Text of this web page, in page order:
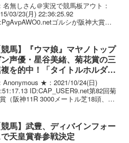
名無しさん＠実況で競馬板アウト：
03/23(月) 22:36:25.92
ゴルシが阪神大賞典3
競馬】『ウマ娘』マヤノトップ
声優・星谷美緒、菊花賞の三
を的中！「タイトルホルダー
切ったのすごいなあ…!」
Anonymous ★：2021/10/24(日)
ID:CAP_USER9.net第82回菊
（阪神11R 3000メートル芝18頭、
競馬】武豊、ディバインフォー
天皇賞春参戦決定